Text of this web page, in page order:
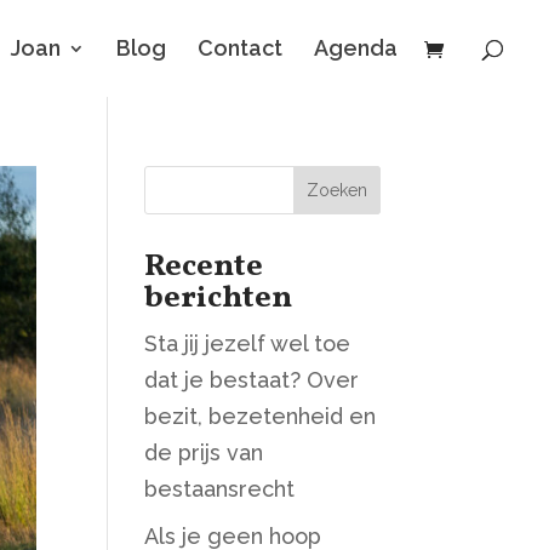
Joan Blog Contact Agenda
Zoeken
Recente
berichten
Sta jij jezelf wel toe
dat je bestaat? Over
bezit, bezetenheid en
de prijs van
bestaansrecht
Als je geen hoop